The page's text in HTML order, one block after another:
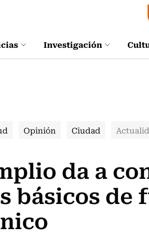
Investigación
Opinión Ciudad
da a
básicos de